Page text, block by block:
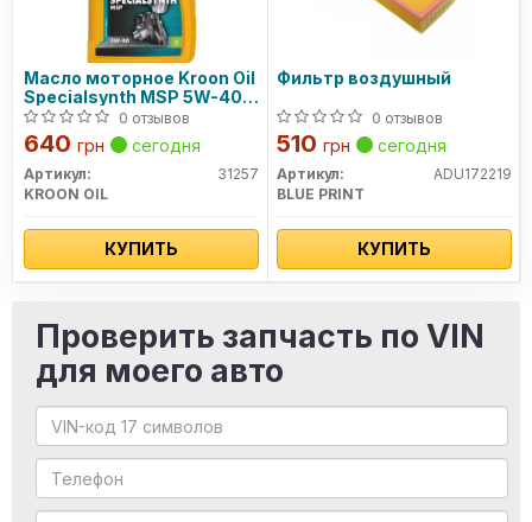
Масло моторное Kroon Oil
Specialsynth MSP 5W-40 (1
л)
0 отзывов
640 грн сегодня
Артикул:
31257
KROON OIL
КУПИТЬ
Фильтр воздушный
0 отзывов
510 грн сегодня
Артикул:
ADU172219
BLUE PRINT
КУПИТЬ
Проверить запчасть по VIN
для моего авто